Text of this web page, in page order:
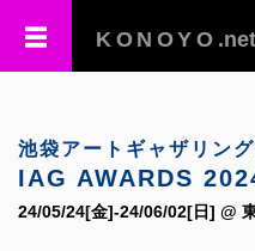
KONOYO .net
池袋アートギャザリン
IAG AWARDS
24/05/24[金]-24/06/02[日] @